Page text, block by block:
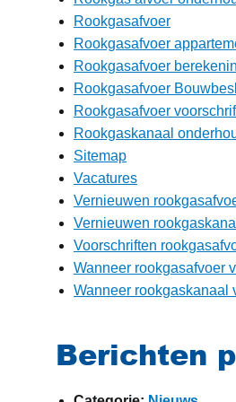
Rookgasafvoer
Rookgasafvoer
Rookgasafvoer
Rookgasafvoer
Rookgasafvoer
Rookgaskanaal
Sitemap
Vacatures
Vernieuwen
Vernieuwen
Voorschriften
Wanneer rookgasafvoer
Wanneer rookgaskanaal
Berichten